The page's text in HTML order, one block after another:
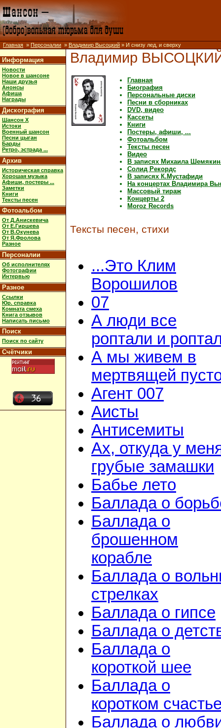
Главная » Персоналии » Владимир Высоцкий » И снизу лед, и сверху
Информация
Новости
Новое в шансоне
Наши друзья
Анонсы
Афиша
Награды
Дискография
Шансон X
Истоки
Военный шансон
Песни цыган
Барды
Ретро, эстрада ...
Архив
Историческая справка
Хорошая музыка
Афиши, постеры ...
Заметки
Книги
Тексты песен
Фотоальбом
От Д.Анискевича
От Е.Гиршева
От В.Окунева
От Я.Фролова
Разное
Персоналии
Об исполнителях
Фотографии
Интервью
Разное
Ссылки
Юр. справка
Комната смеха
Книга отзывов
Написать письмо
Поиск
Поиск по сайту
Счётчики
Владимир
Главная
Биография
Персональные диски
Песни в сборниках
DVD, видео
Кассеты
Книги
Постеры, афиши, ...
Фотоальбом
Тексты песен
Видео
В записях Михаила
Солид Рекордс
В записях К.Мустафиди
На концертах Владимира
Массовый тираж
Концерты 2
Moroz Records
Тексты песен, стихи
...Это Клим
Ворошилов
07
А люди все
роптали и
А мы живем в
мертвящей
Агент 007
Аисты
Антисемиты
Ах, откуда у
грубые замашки
Бабье лето
Баллада о
Баллада о
брошенном
корабле
Баллада о
стрелках
Баллада о гипсе
Баллада о
Баллада о
короткой шее
Баллада о
коротком
Баллада о